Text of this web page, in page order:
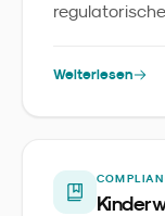
Weiterlesen